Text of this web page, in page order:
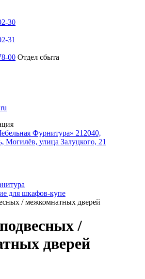
30
31
00 Отдел сбыта
Фурнитура» 212040,
Могилёв, улица Залуцкого, 21
для шкафов-купе
/ межкомнатных дверей
/
дверей